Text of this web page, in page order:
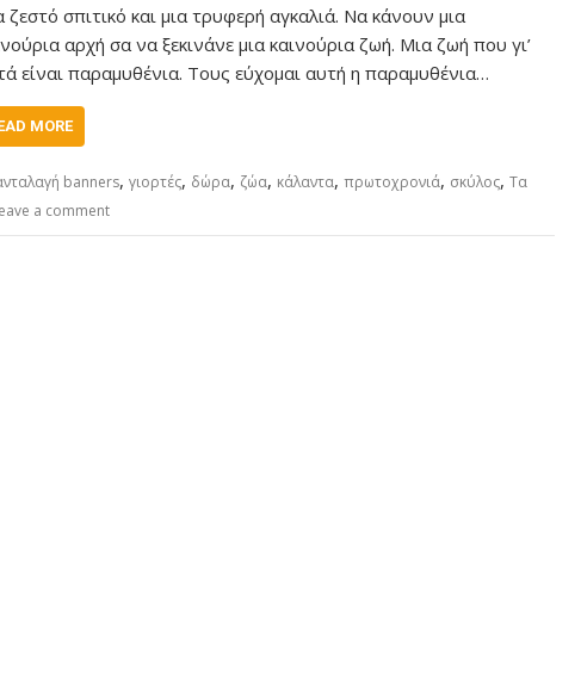
ζεστό σπιτικό και μια τρυφερή αγκαλιά. Να κάνουν μια
αρχή σα να ξεκινάνε μια καινούρια ζωή. Μια ζωή που γι’
είναι παραμυθένια. Τους εύχομαι αυτή η παραμυθένια…
MORE
banners, γιορτές, δώρα, ζώα, κάλαντα, πρωτοχρονιά, σκύλος, Τα
a comment